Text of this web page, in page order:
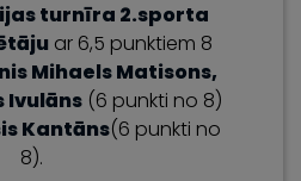
turnīra 2.sporta
ar 6,5 punktiem 8
Mihaels Matisons,
Ivulāns(6 punkti no 8)
Kantāns(6 punkti no
8).